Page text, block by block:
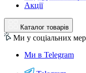
Акції
Каталог товарів
Ми у соціальних
Ми в Telegram